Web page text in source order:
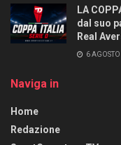
LA
dal suo
Real
6
Naviga in
Home
Redazione